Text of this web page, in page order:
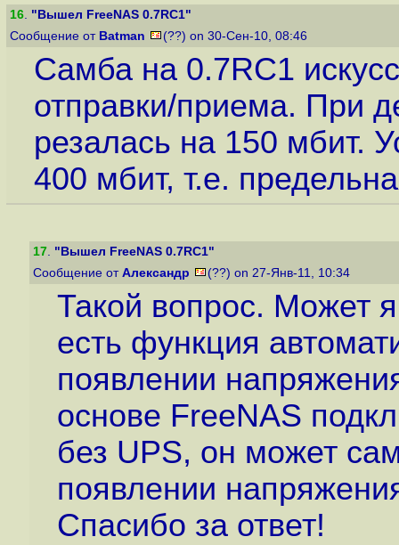
16. "Вышел FreeNAS 0.7RC1"
Сообщение от Batman (??) on 30-Сен-10, 08:46
Самба на 0.7RC1
отправки/приема. При
резалась на 150 мбит.
400 мбит, т.е.
17. "Вышел FreeNAS 0.7RC1"
Сообщение от Александр (??) on 27-Янв-11, 10:34
Такой вопрос. Может
есть функция
появлении
основе FreeNAS
без UPS, он может
появлении
Спасибо за ответ!